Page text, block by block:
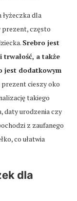
łyżeczka dla
prezent, często
Srebro jest
trwałość, a także
jest dodatkowym
prezent cieszy oko
takiego
daty urodzenia czy
z zaufanego
co ułatwia
dla